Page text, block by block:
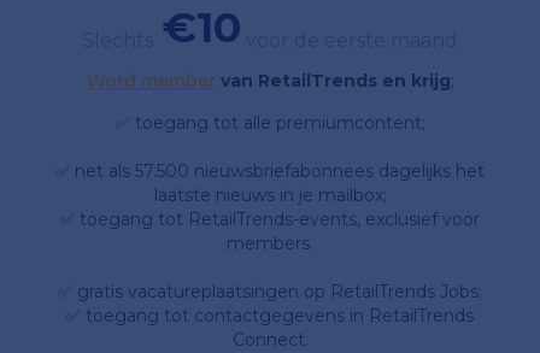
€10
Word member van RetailTrends en krijg;
✅ toegang tot alle premiumcontent;
✅ net als 57.500 nieuwsbriefabonnees dagelijks het
laatste nieuws in je mailbox;
✅ toegang tot RetailTrends-events, exclusief voor
members.
✅ gratis vacatureplaatsingen op RetailTrends Jobs;
✅ toegang tot contactgegevens in RetailTrends
Connect.